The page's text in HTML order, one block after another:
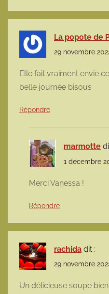
La popote de
29 novembre
Elle fait vraiment envie
belle journée bisous
Répondre
marmotte
1 décembre
Merci Vanessa !
Répondre
rachida dit :
29 novembre
Un délicieuse soupe